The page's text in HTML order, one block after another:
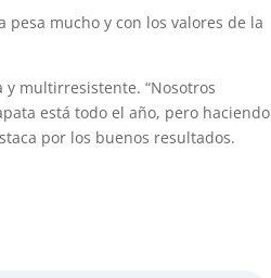
pesa mucho y con los valores de la
multirresistente. “Nosotros
está todo el año, pero haciendo
por los buenos resultados.